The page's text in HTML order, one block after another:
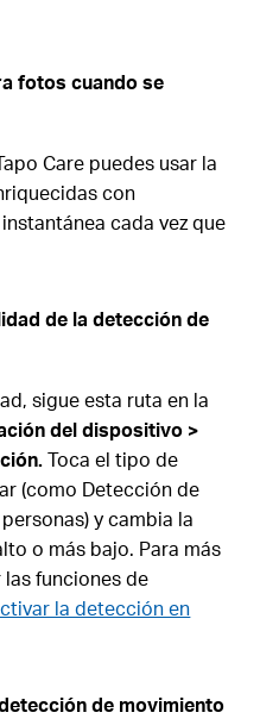
fotos cuando se
Care puedes usar la
con
cada vez que
de la detección de
sigue esta ruta en la
del dispositivo >
Toca el tipo de
(como Detección de
y cambia la
o más bajo. Para más
funciones de
la detección en
de movimiento